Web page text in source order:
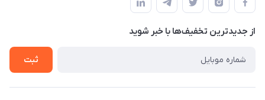
درباره ما
تماس با ما
حفظ حریم شخصی
سوالات متداول
شرایط ارسال رایگان
از جدید‌ترین تخفیف‌ها با‌ خبر شوید
ثبت